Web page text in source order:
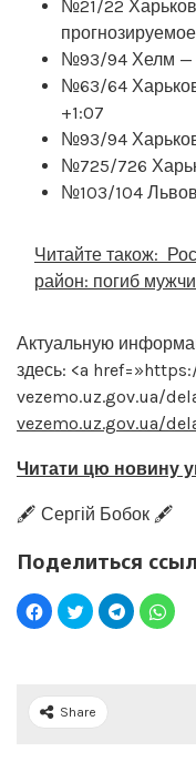
№21/22
№93/94 Хелм —
№63/64
+1:07
№93/94
№725/726
№103/104
Читайте також:
район: погиб
Актуальную
здесь: <a
vezemo.uz.gov.ua/
vezemo.uz.gov.ua/
Читати цю новину
🖋️ Сергій Бобок 🖋️
Поделиться
Share